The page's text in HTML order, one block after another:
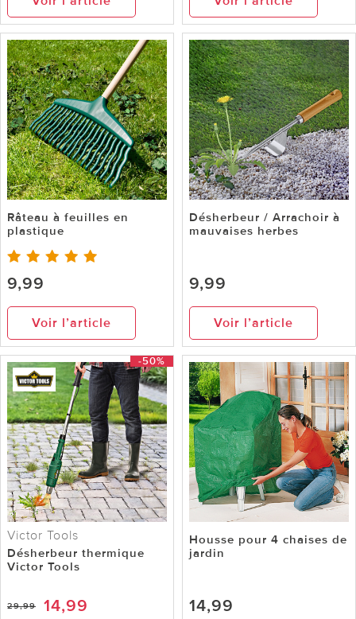
Râteau à feuilles en
plastique
9,99
Voir l’article
Désherbeur / Arrachoir à
mauvaises herbes
9,99
Voir l’article
-50%
Victor Tools
Désherbeur thermique
Victor Tools
29,99 14,99
Housse pour 4 chaises de
jardin
14,99